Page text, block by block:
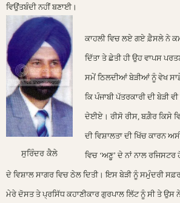
ਵਿਉਂਤਬੰਦੀ ਨਹੀਂ ਬਣਾਈ।
ਸੁਰਿੰਦਰ ਕੈਲੇ
ਕਾਹਲੀ ਵਿਚ ਲਏ ਗਏ ਫ਼ੈਸਲੇ ਨੇ
ਦਿੱਤਾ ਤੇ ਛੇਤੀ ਹੀ ਉਹ ਵਾਪਸ
ਸਮੇਂ ਠਿਲਦੀਆਂ ਬੇੜੀਆਂ ਨੂੰ ਵੇਖ
ਕਿ ਪੰਜਾਬੀ ਪੱਤਰਕਾਰੀ ਦੀ ਬੇੜੀ
ਦੇਈਏ। ਰੀਸੋ ਰੀਸ, ਬਗ਼ੈਰ ਕਿਸੇ
ਦੀ ਵਿਸ਼ਾਲਤਾ ਦੀ ਖਿੱਚ ਕਾਰਨ
ਵਿਚ ‘ਅਣੂ’ ਦੇ ਨਾਂ ਨਾਲ
ਦੇ ਵਿਸ਼ਾਲ ਸਾਗਰ ਵਿਚ ਠੇਲ ਦਿਤੀ।ਇਸ ਬੇੜੀ ਨੂੰ ਸਮੁੰਦਰੀ
ਮੇਰੇ ਦੋਸਤ ਤੇ ਪ੍ਰਸਿੱਧ ਕਹਾਣੀਕਾਰ ਗੁਰਪਾਲ ਲਿੱਟ ਨੂੰ ਸੀ ਤੇ ਉਸ